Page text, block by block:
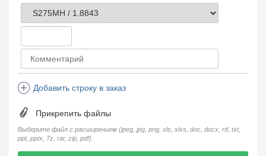
Добавить строку в заказ
Прикрепить файлы
Выберите файл с расширением (jpeg, jpg, png, xls, xlxs, doc, docx, rtf, txt,
ppt, pptx, 7z, rar, zip, pdf).